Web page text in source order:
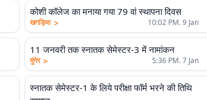
कोशी कॉलेज का मनाया गया 79 वां स्थापना दिवस
खगड़िया > 10:02 PM. 9 Jan
11 जनवरी तक स्नातक सेमेस्टर-3 में नामांकन
मुंगेर > 5:36 PM. 7 Jan
स्नातक सेमेस्टर-1 के लिये परीक्षा फॉर्म भरने की तिथि